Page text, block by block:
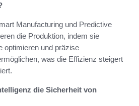
Manufacturing und Predictive
die Produktion, indem sie
optimieren und präzise
was die Effizienz steigert
die Sicherheit von